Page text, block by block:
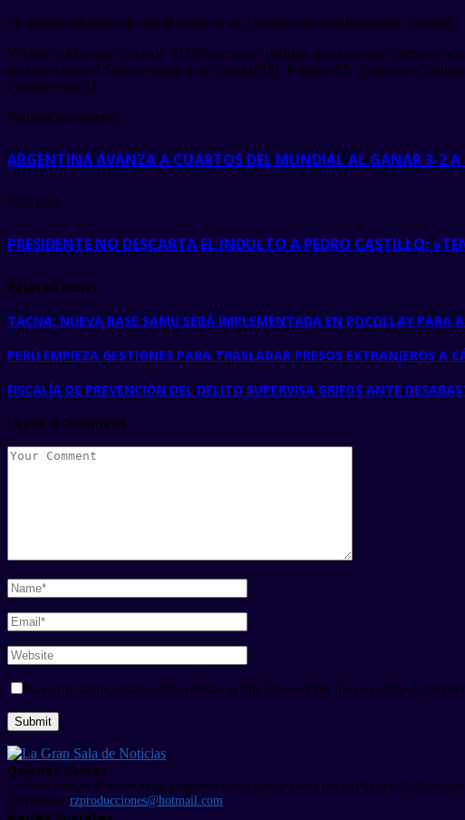
«Estamos hablando de que la gente se va a quedar sin identificación», advirtió.
Velarde indicó que cerca de 30.000 personas podrían quedarse sin obtener o
sociales como el Seguro Integral de Salud (SIS), Pensión 65, Programa
Fuente: Perú 21
Publicación anterior
ARGENTINA AVANZA A CUARTOS DEL MUNDIAL AL GANAR 3-2
next post
PRESIDENTE NO DESCARTA EL INDULTO A PEDRO CASTILLO:
Related posts
TACNA: NUEVA BASE SAMU SERÁ IMPLEMENTADA EN POCOLLAY PARA
PERÚ EMPIEZA GESTIONES PARA TRASLADAR PRESOS EXTRANJEROS A
FISCALÍA DE PREVENCIÓN DEL DELITO SUPERVISA GRIFOS ANTE
Leave a Comment
Save my name, email, and website in this browser for the next time I
Quienes Somos
La Gran Sala de Noticias es un programa radial que se emite por la FM del 97.10 de
Escríbanos: rzproducciones@hotmail.com